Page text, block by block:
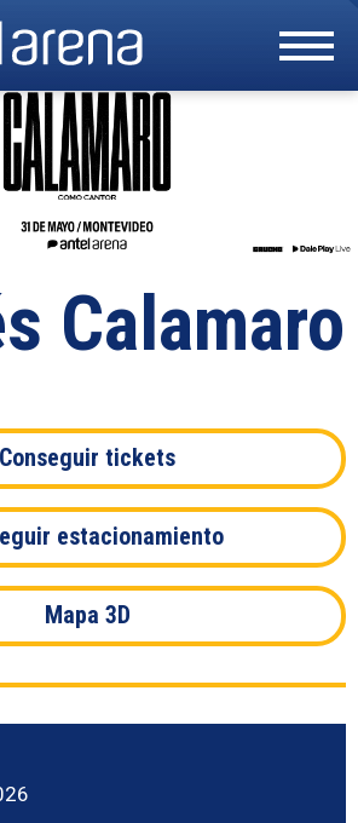
Calamaro
Conseguir tickets
estacionamiento
Mapa 3D